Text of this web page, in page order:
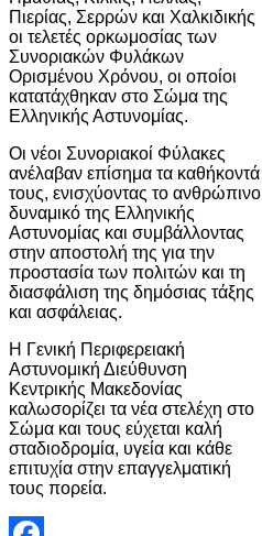
Πιερίας, Σερρών και Χαλκιδικής
οι τελετές ορκωμοσίας των
Συνοριακών Φυλάκων
Ορισμένου Χρόνου, οι οποίοι
κατατάχθηκαν στο Σώμα της
Ελληνικής Αστυνομίας.
Οι νέοι Συνοριακοί Φύλακες
ανέλαβαν επίσημα τα καθήκοντά
τους, ενισχύοντας το ανθρώπινο
δυναμικό της Ελληνικής
Αστυνομίας και συμβάλλοντας
στην αποστολή της για την
προστασία των πολιτών και τη
διασφάλιση της δημόσιας τάξης
και ασφάλειας.
Η Γενική Περιφερειακή
Αστυνομική Διεύθυνση
Κεντρικής Μακεδονίας
καλωσορίζει τα νέα στελέχη στο
Σώμα και τους εύχεται καλή
σταδιοδρομία, υγεία και κάθε
επιτυχία στην επαγγελματική
τους πορεία.